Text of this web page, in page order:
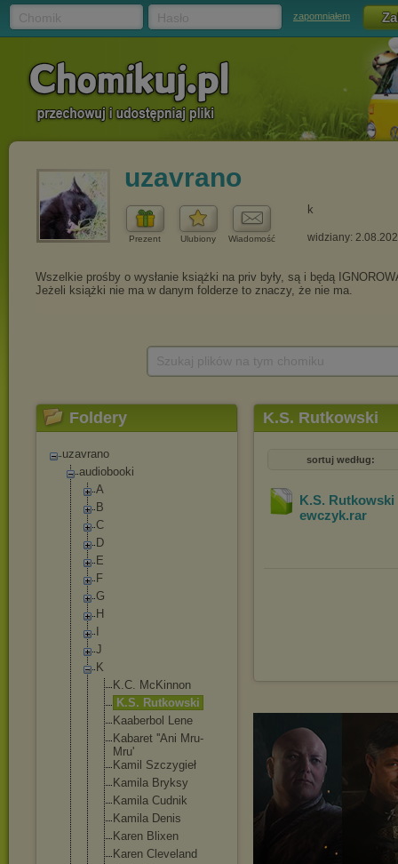
zapomniałem
uzavrano
Prezent Ulubiony Wiadomość
k
widziany:
Foldery
uzavrano
audiobooki
A
B
C
D
E
F
G
H
J
K
K.C. McKinnon
K.S. Rutkowski
Kaaberbol Lene
Kabaret ''Ani Mru-
Mru'
Kamil Szczygieł
Kamila Bryksy
Kamila Cudnik
Kamila Denis
Karen Blixen
Karen Cleveland
K.S. Rutkowski
sortuj według:
K.S. Rutkowski
ewczyk.rar